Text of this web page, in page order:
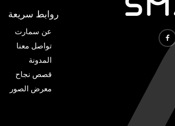
روابط سريعة
عن سمارت
تواصل معنا
المدونة
قصص نجاح
معرض الصور